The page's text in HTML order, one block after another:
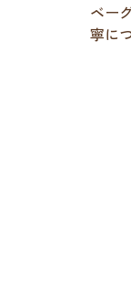
ベー
寧に